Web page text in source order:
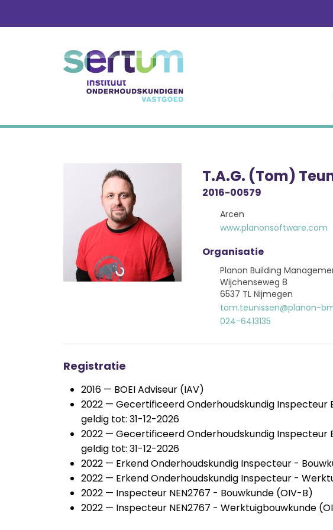
content
T.A.G. (Tom)
2016-00579
Arcen
www.planonsoftware.com
Organisatie
Planon Building
Wijchenseweg 8
6537 TL Nijmegen
tom.teunissen@planon-
024-6413135
Registratie
2016 — BOEI Adviseur (IAV)
2022 — Gecertificeerd Onderhoudskundig Inspecteur
geldig tot: 31-12-2026
2022 — Gecertificeerd Onderhoudskundig Inspecteur
geldig tot: 31-12-2026
2022 — Erkend Onderhoudskundig Inspecteur -
2022 — Erkend Onderhoudskundig Inspecteur -
2022 — Inspecteur NEN2767 - Bouwkunde (OIV-B)
2022 — Inspecteur NEN2767 - Werktuigbouwkunde